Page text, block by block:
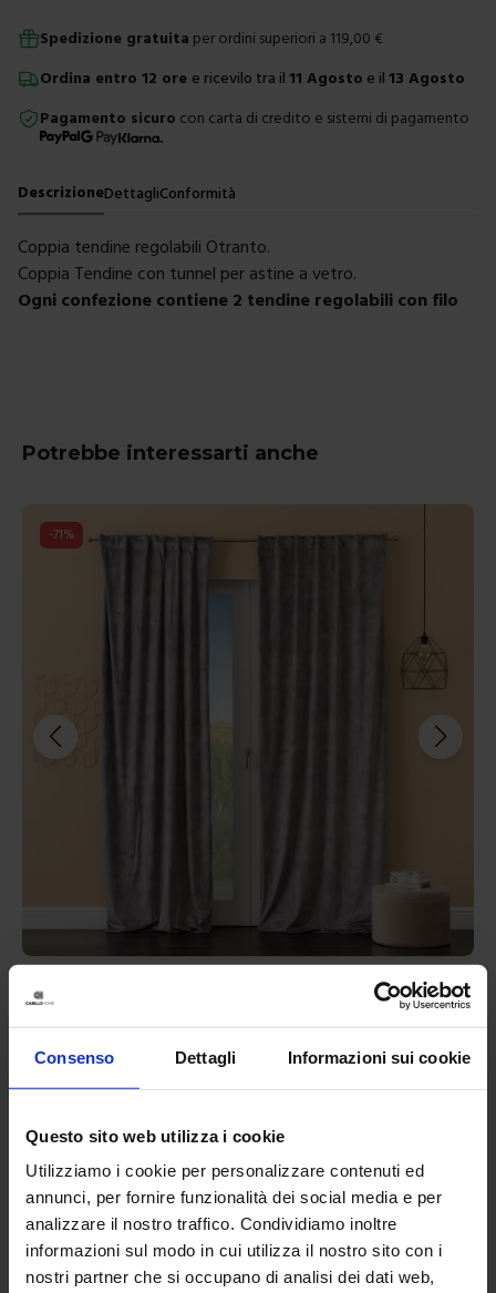
Consenso Dettagli Informazioni sui cookie
Questo sito web utilizza i cookie
Utilizziamo i cookie per personalizzare contenuti ed
annunci, per fornire funzionalità dei social media e per
analizzare il nostro traffico. Condividiamo inoltre
informazioni sul modo in cui utilizza il nostro sito con i
nostri partner che si occupano di analisi dei dati web,
Spedizione gratuita per ordini superiori a 119,00 €
Ordina entro 12 ore e ricevilo tra il 11 Agosto e il 13 Agosto
Pagamento sicuro con carta di credito e sistemi di pagamento
DescrizioneDettagliConformità
Coppia tendine regolabili Otranto.
Coppia Tendine con tunnel per astine a vetro.
Ogni confezione contiene 2 tendine regolabili con filo
Potrebbe interessarti anche
-71%
Riviera
Tenda Confezionata In Velluto Goodly
44,90 € Da
€
GrigioMarrone